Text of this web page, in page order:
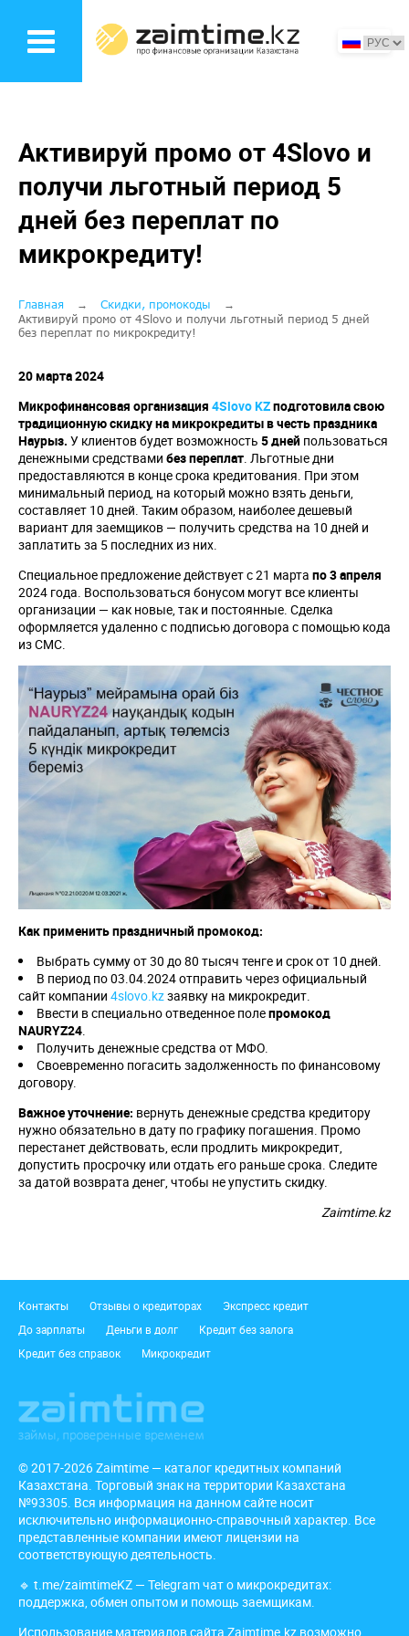
основному
Активируй промо от 4Slovo и
получи льготный период 5
дней без переплат по
микрокредиту!
Строка
навигации
Главная
Скидки, промокоды
Активируй промо от 4Slovo и получи льготный период 5 дней
без переплат по микрокредиту!
20 марта 2024
Микрофинансовая организация 4Slovo KZподготовила свою
традиционную скидку на микрокредиты в честь праздника
Наурыз. У клиентов будет возможность 5 дней пользоваться
денежными средствами без переплат. Льготные дни
предоставляются в конце срока кредитования. При этом
минимальный период, на который можно взять деньги,
составляет 10 дней. Таким образом, наиболее дешевый
вариант для заемщиков — получить средства на 10 дней и
заплатить за 5 последних из них.
Специальное предложение действует с 21 марта по 3 апреля
2024 года. Воспользоваться бонусом могут все клиенты
организации — как новые, так и постоянные. Сделка
оформляется удаленно с подписью договора с помощью кода
из СМС.
Как применить праздничный промокод:
Выбрать сумму от 30 до 80 тысяч тенге и срок от 10 дней.
В период по 03.04.2024 отправить через официальный
сайт компании 4slovo.kzзаявку на микрокредит.
Ввести в специально отведенное полепромокод
NAURYZ24
Получить денежные средства от МФО.
Своевременно погасить задолженность по финансовому
договору.
Важное уточнение: вернуть денежные средства кредитору
нужно обязательно в дату по графику погашения. Промо
перестанет действовать, если продлить микрокредит,
допустить просрочку или отдать его раньше срока. Следите
за датой возврата денег, чтобы не упустить скидку.
Zaimtime.kz
Подвал
Контакты Отзывы о кредиторах
Экспресс кредит
До зарплаты
Деньги в долг
Кредит без залога
Кредит без справок
Микрокредит
© 2017-2026 Zaimtime — каталог кредитных компаний
Казахстана. Торговый знак на территории Казахстана
№93305. Вся информация на данном сайте носит
исключительно информационно-справочный характер. Все
представленные компании имеют лицензии на
соответствующую деятельность.
🔹 t.me/zaimtimeKZ — Telegram чат о микрокредитах:
поддержка, обмен опытом и помощь заемщикам.
Использование материалов сайта Zaimtime.kz возможно